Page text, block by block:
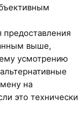
выше,
усмотрению
на
это технически